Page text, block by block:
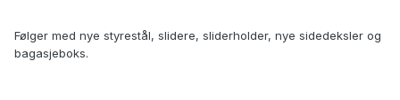
Følger med nye styrestål, slidere, sliderholder, nye sidedeksler og
bagasjeboks.